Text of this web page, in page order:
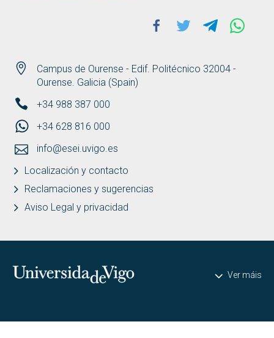
Campus de Ourense - Edif. Politécnico 32004 -
Ourense. Galicia (Spain)
+34 988 387 000
+34 628 816 000
info@esei.uvigo.es
Localización y contacto
Reclamaciones y sugerencias
Aviso Legal y privacidad
Facebook
Twitter Telegram
Universidade de Vigo Ver máis